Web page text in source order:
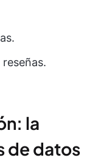
la
de datos